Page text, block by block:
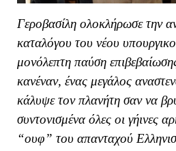
Γεροβασίλη ολοκλήρωσε την
καταλόγου του νέου
μονόλεπτη παύση επιβεβαίωσης
κανέναν, ένας μεγάλος
κάλυψε τον πλανήτη σαν να
συντονισμένα όλες οι γήινες
“ουφ” του απανταχού